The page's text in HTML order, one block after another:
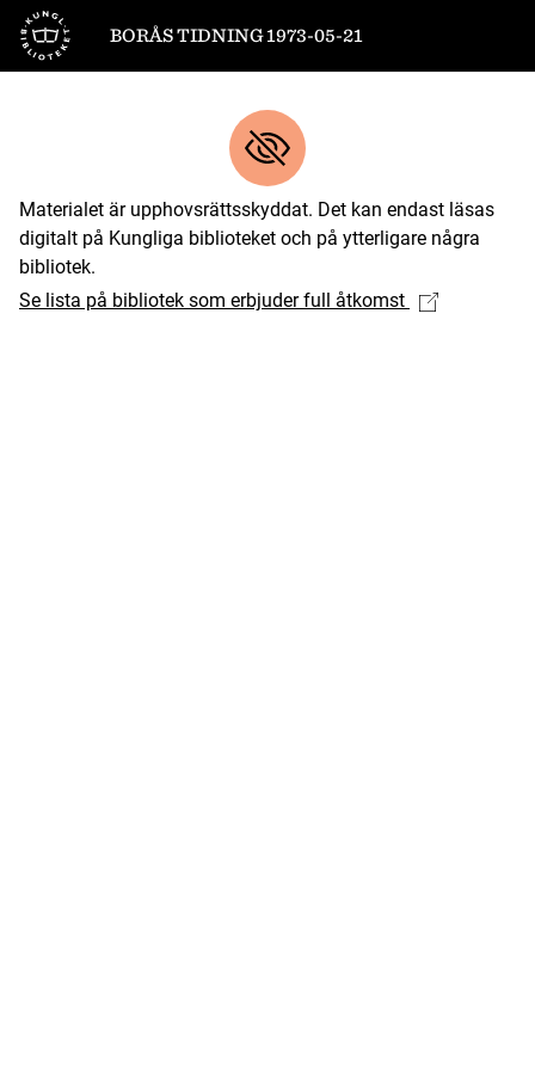
Till startsidan
BORÅS TIDNING 1973-05-21
Materialet är upphovsrättsskyddat. Det kan endast läsas
digitalt på Kungliga biblioteket och på ytterligare några
bibliotek.
Se lista på bibliotek som erbjuder full åtkomst